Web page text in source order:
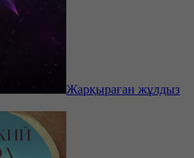
Жарқыраған жұлдыз